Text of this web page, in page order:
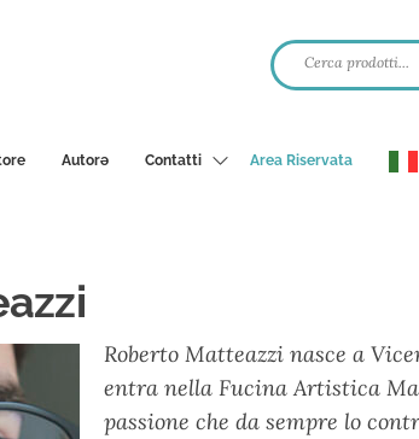
Autorә Contatti Area Riservata
Roberto Matteazzi na­sce a
entra nella Fucina Artistica
passione che da sempre lo